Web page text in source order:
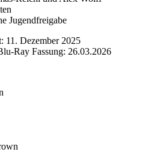
Jugendfreigabe
11. Dezember 2025
Ray Fassung: 26.03.2026